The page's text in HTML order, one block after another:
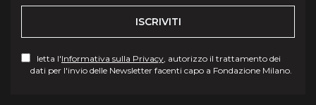
ISCRIVITI
letta l'Informativa sulla Privacy, autorizzo il trattamento dei
dati per l'invio delle Newsletter facenti capo a Fondazione Milano.